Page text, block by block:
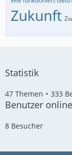
Zukunft
Statistik
47 Themen 333
Benutzer
8 Besucher